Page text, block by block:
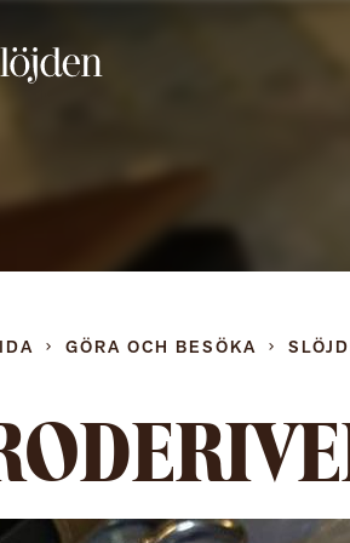
GÖRA OCH BESÖKA